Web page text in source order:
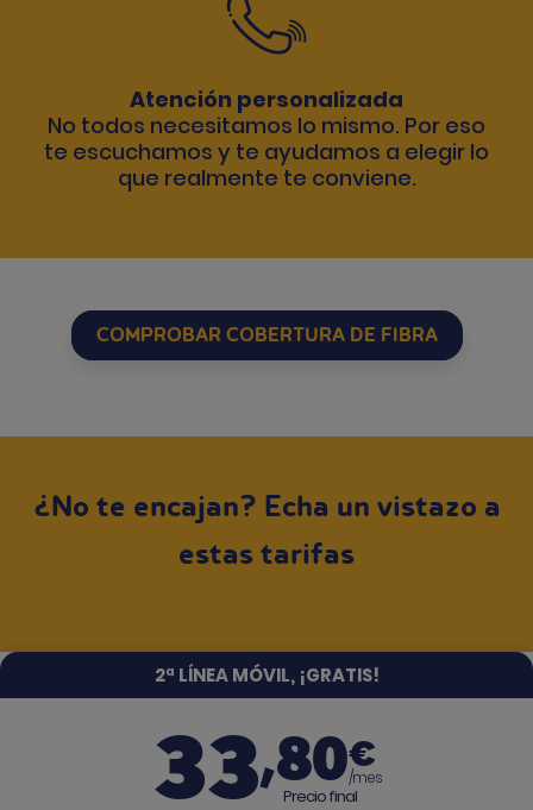
Atención personalizada
No todos necesitamos lo mismo. Por eso
te escuchamos y te ayudamos a elegir lo
que realmente te conviene.
COMPROBAR COBERTURA DE FIBRA
¿No te encajan? Echa un vistazo a
estas tarifas
2ª LÍNEA MÓVIL, ¡GRATIS!
33,80€
/mes
Precio final